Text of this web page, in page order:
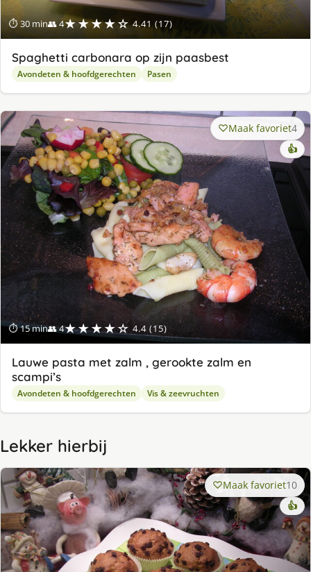
⏱ 30 min👥 4★★★★☆ 4.41 (17)
Spaghetti carbonara op zijn paasbest
Avondeten & hoofdgerechten Pasen
⏱ 15 min👥 4★★★★☆ 4.4 (15)
Maak favoriet4
👍
Lauwe pasta met zalm , gerookte zalm en
scampi’s
Avondeten & hoofdgerechten Vis & zeevruchten
Lekker hierbij
Maak favoriet10
👍